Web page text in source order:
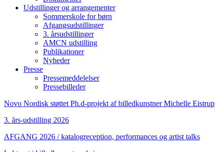
Udstillinger og arrangementer
Sommerskole for børn
Afgangsudstillinger
3. årsudstillinger
AMCN udstilling
Publikationer
Nyheder
Presse
Pressemeddelelser
Pressebilleder
Novo Nordisk støttet Ph.d-projekt af billedkunstner Michelle Eistrup
3. års-udstilling 2026
AFGANG 2026 / katalogreception, performances og artist talks